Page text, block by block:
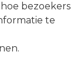
bezoekers
te